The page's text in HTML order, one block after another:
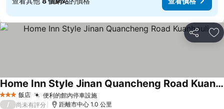
分享 加
3 星級 飯店 便利的館內停車設施查看價格
Home Inn Style Jinan Quancheng Road Kuanhouli
查看價格
/ 尚未有評分 距離市中心 1.0 公里